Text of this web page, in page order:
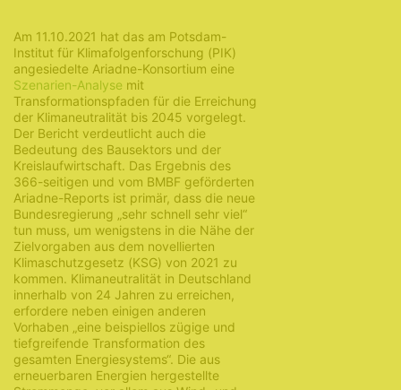
Am 11.10.2021 hat das am Potsdam-
Institut für Klimafolgenforschung (PIK)
angesiedelte Ariadne-Konsortium eine
Szenarien-Analyse mit
Transformationspfaden für die Erreichung
der Klimaneutralität bis 2045 vorgelegt.
Der Bericht verdeutlicht auch die
Bedeutung des Bausektors und der
Kreislaufwirtschaft. Das Ergebnis des
366-seitigen und vom BMBF geförderten
Ariadne-Reports ist primär, dass die neue
Bundesregierung „sehr schnell sehr viel“
tun muss, um wenigstens in die Nähe der
Zielvorgaben aus dem novellierten
Klimaschutzgesetz (KSG) von 2021 zu
kommen. Klimaneutralität in Deutschland
innerhalb von 24 Jahren zu erreichen,
erfordere neben einigen anderen
Vorhaben „eine beispiellos zügige und
tiefgreifende Transformation des
gesamten Energiesystems“. Die aus
erneuerbaren Energien hergestellte